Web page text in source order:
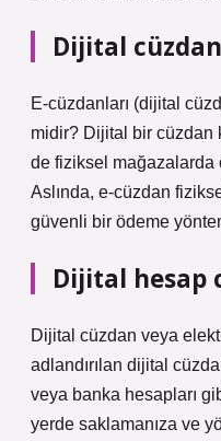
Dijital
E-cüzdanları (dijital
midir? Dijital bir cüzdan
de fiziksel mağazalarda
Aslında, e-cüzdan
güvenli bir ödeme
Dijital hesap
Dijital cüzdan veya
adlandırılan dijital
veya banka hesapları
yerde saklamanıza ve